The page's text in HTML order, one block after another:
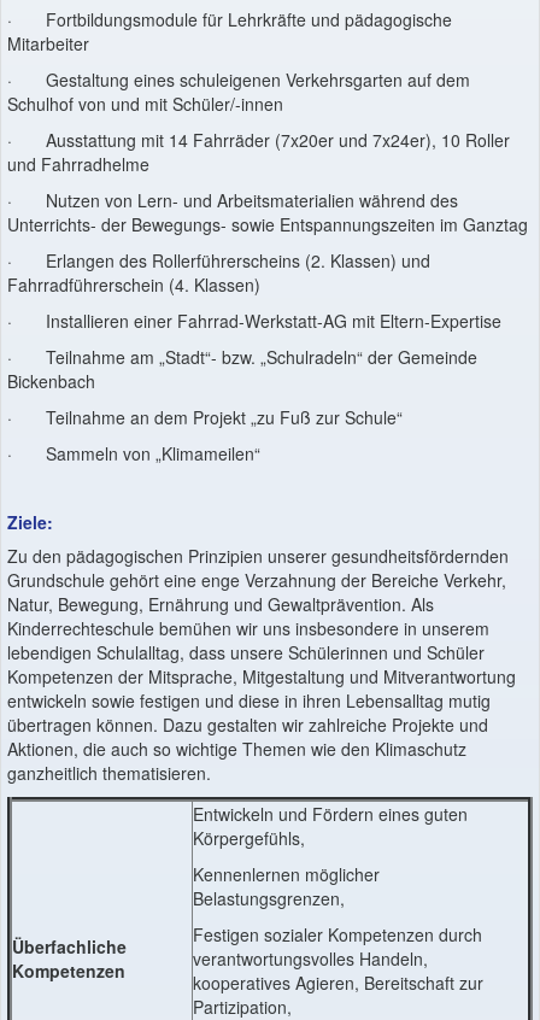
· Fortbildungsmodule für Lehrkräfte und pädagogische
Mitarbeiter
· Gestaltung eines schuleigenen Verkehrsgarten auf dem
Schulhof von und mit Schüler/-innen
· Ausstattung mit 14 Fahrräder (7x20er und 7x24er), 10 Roller
und Fahrradhelme
· Nutzen von Lern- und Arbeitsmaterialien während des
Unterrichts- der Bewegungs- sowie Entspannungszeiten im Ganztag
· Erlangen des Rollerführerscheins (2. Klassen) und
Fahrradführerschein (4. Klassen)
· Installieren einer Fahrrad-Werkstatt-AG mit Eltern-Expertise
· Teilnahme am „Stadt“- bzw. „Schulradeln“ der Gemeinde
Bickenbach
· Teilnahme an dem Projekt „zu Fuß zur Schule“
· Sammeln von „Klimameilen“
Ziele:
Zu den pädagogischen Prinzipien unserer gesundheitsfördernden
Grundschule gehört eine enge Verzahnung der Bereiche Verkehr,
Natur, Bewegung, Ernährung und Gewaltprävention. Als
Kinderrechteschule bemühen wir uns insbesondere in unserem
lebendigen Schulalltag, dass unsere Schülerinnen und Schüler
Kompetenzen der Mitsprache, Mitgestaltung und Mitverantwortung
entwickeln sowie festigen und diese in ihren Lebensalltag mutig
übertragen können. Dazu gestalten wir zahlreiche Projekte und
Aktionen, die auch so wichtige Themen wie den Klimaschutz
ganzheitlich thematisieren.
Überfachliche
Kompetenzen
Entwickeln und Fördern eines guten
Körpergefühls,
Kennenlernen möglicher
Belastungsgrenzen,
Festigen sozialer Kompetenzen durch
verantwortungsvolles Handeln,
kooperatives Agieren, Bereitschaft zur
Partizipation,